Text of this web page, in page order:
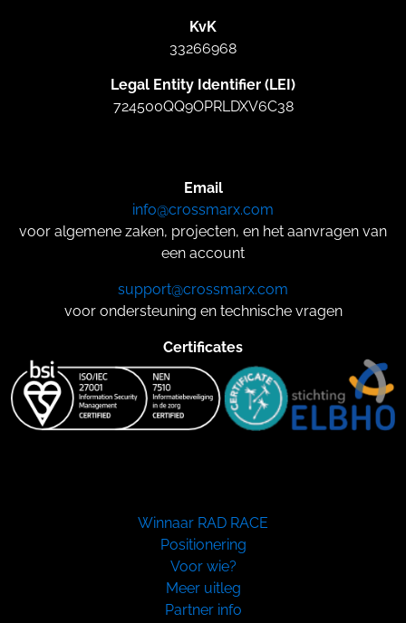
KvK
33266968
Legal Entity Identifier (LEI)
724500QQ9OPRLDXV6C38
Email
info@crossmarx.com
voor algemene zaken, projecten, en het aanvragen van
een account
support@crossmarx.com
voor ondersteuning en technische vragen
Certificates
Winnaar RAD RACE
Positionering
Voor wie?
Meer uitleg
Partner info